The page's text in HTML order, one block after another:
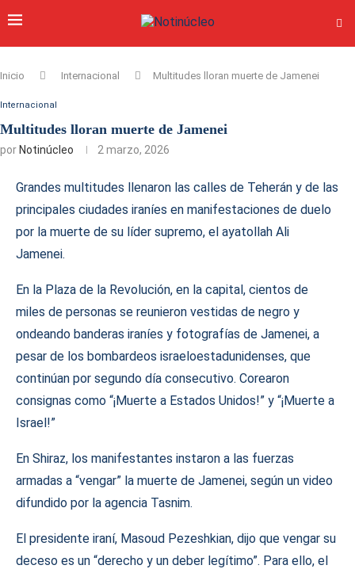
Inicio Internacional Multitudes lloran muerte de Jamenei
Internacional
Multitudes lloran muerte de Jamenei
por Notinúcleo 2 marzo, 2026
Grandes multitudes llenaron las calles de Teherán y de las
principales ciudades iraníes en manifestaciones de duelo
por la muerte de su líder supremo, el ayatollah Ali
Jamenei.
En la Plaza de la Revolución, en la capital, cientos de
miles de personas se reunieron vestidas de negro y
ondeando banderas iraníes y fotografías de Jamenei, a
pesar de los bombardeos israeloestadunidenses, que
continúan por segundo día consecutivo. Corearon
consignas como “¡Muerte a Estados Unidos!” y “¡Muerte a
Israel!”
En Shiraz, los manifestantes instaron a las fuerzas
armadas a “vengar” la muerte de Jamenei, según un video
difundido por la agencia Tasnim.
El presidente iraní, Masoud Pezeshkian, dijo que vengar su
deceso es un “derecho y un deber legítimo”. Para ello, el